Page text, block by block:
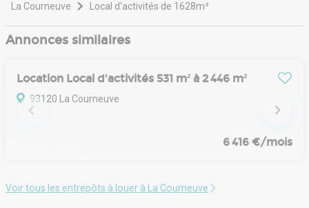
La Courneuve
Local d'activités de 1628m²
Annonces similaires
Location Local d'activités 531 m² à 2 446 m²
93120 La Courneuve
6 416 €/mois
Voir tous les entrepôts à louer à La Courneuve